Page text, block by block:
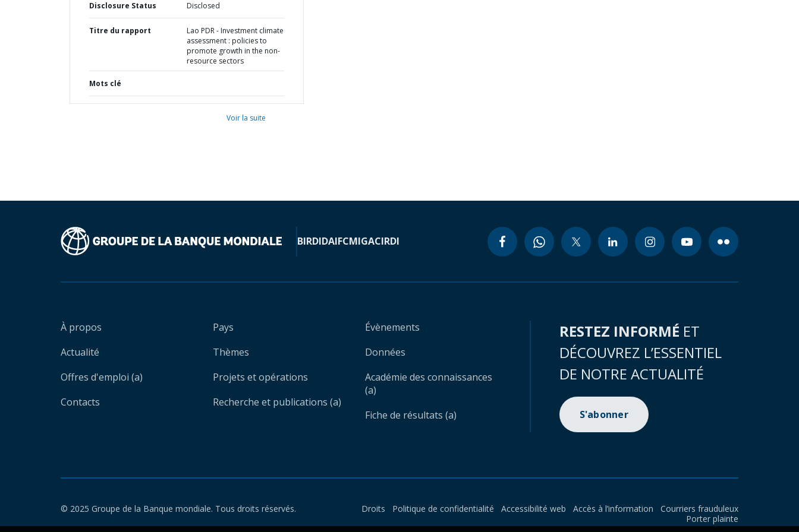
Disclosure Status Disclosed
Titre du rapport
Lao PDR - Investment climate
assessment : policies to
promote growth in the non-
resource sectors
Mots clé
Voir la suite
BIRDIDAIFCMIGACIRDI
À propos
Actualité
Offres d'emploi (a)
Contacts
Pays
Thèmes
Projets et opérations
Recherche et publications (a)
Évènements
Données
Académie des connaissances
(a)
Fiche de résultats (a)
RESTEZ INFORMÉ ET
DÉCOUVREZ L’ESSENTIEL
DE NOTRE ACTUALITÉ
S'abonner
© 2025 Groupe de la Banque mondiale. Tous droits réservés. Droits Politique de confidentialité Accessibilité web Accès à l’information
Courriers frauduleux
Porter plainte